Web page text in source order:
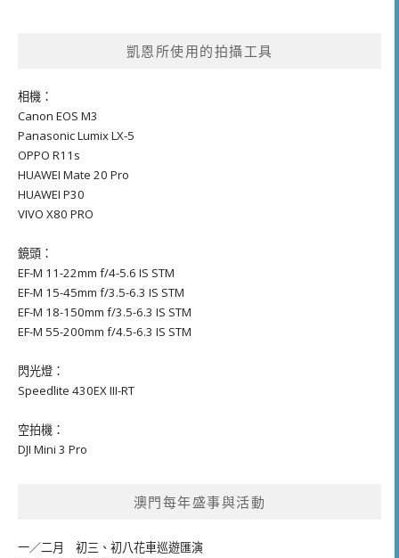
凱恩所使用的拍攝工具
相機：
Canon EOS M3
Panasonic Lumix LX-5
OPPO R11s
HUAWEI Mate 20 Pro
HUAWEI P30
VIVO X80 PRO
鏡頭：
EF-M 11-22mm f/4-5.6 IS STM
EF-M 15-45mm f/3.5-6.3 IS STM
EF-M 18-150mm f/3.5-6.3 IS STM
EF-M 55-200mm f/4.5-6.3 IS STM
閃光燈：
Speedlite 430EX III-RT
空拍機：
DJI Mini 3 Pro
澳門每年盛事與活動
一／二月 初三、初八花車巡遊匯演